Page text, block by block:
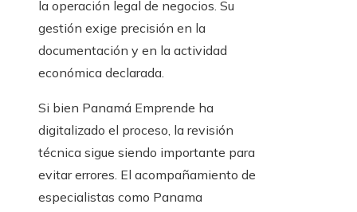
la operación legal de negocios. Su
gestión exige precisión en la
documentación y en la actividad
económica declarada.
Si bien Panamá Emprende ha
digitalizado el proceso, la revisión
técnica sigue siendo importante para
evitar errores. El acompañamiento de
especialistas como Panama